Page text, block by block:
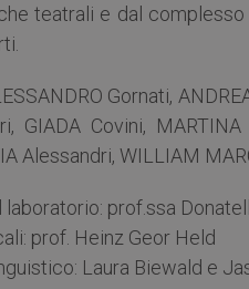
teatrali e dal
Gornati,
GIADA Covini,
Alessandri, WILLIAM
prof.ssa
prof. Heinz Geor Held
Laura Biewald e